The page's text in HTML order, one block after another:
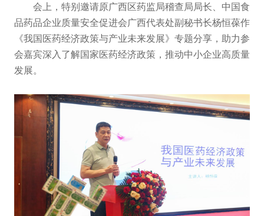
会上，特别邀请原广西区药监局稽查局局长、中国食
品药品企业质量安全促进会广西代表处副秘书长杨恒葆作
《我国医药经济政策与产业未来发展》专题分享，助力参
会嘉宾深入了解国家医药经济政策，推动中小企业高质量
发展。